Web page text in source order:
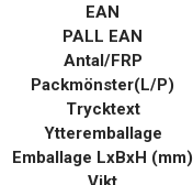
EAN
PALL EAN
Antal/FRP
Packmönster(L/P)
Trycktext
Ytteremballage
Emballage LxBxH (mm)